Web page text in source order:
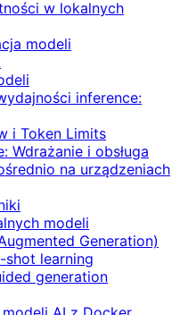
w lokalnych
modeli
inference:
i Token Limits
Wdrażanie i obsługa
na urządzeniach
modeli
Generation)
shot learning
generation